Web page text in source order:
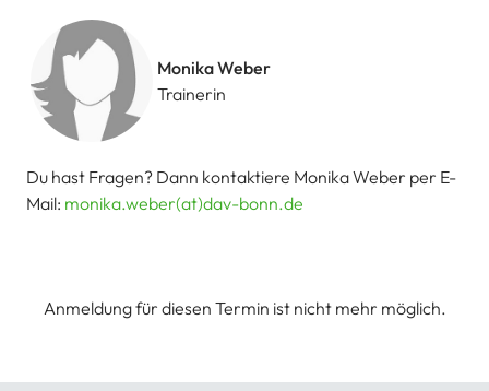
Monika Weber
Trainerin
Du hast Fragen? Dann kontaktiere Monika Weber per E-
Mail: monika.weber(at)dav-bonn.de
Anmeldung für diesen Termin ist nicht mehr möglich.